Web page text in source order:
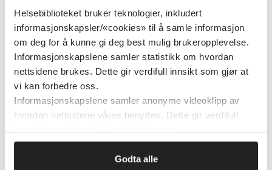
Helsebiblioteket bruker teknologier, inkludert
informasjonskapsler/«cookies» til å samle informasjon
om deg for å kunne gi deg best mulig brukeropplevelse.
Informasjonskapslene samler statistikk om hvordan
nettsidene brukes. Dette gir verdifull innsikt som gjør at
vi kan forbedre oss.
Informasjonskapslene samler anonyme videoklipp av
hvordan nettsidene våres benyttes. Dette gir verdifull
innsikt som gjør at vi kan forbedre oss.
Godta alle
plager. Ved plattfot med smerter kan
myke fotsenger vurderes, men dette
dekkes ikke av NAV (2).
Hvor fant jeg nyheten?
På allmennsiden på Helsebiblioteket
finnes en boks som heterFaglig
. Under overskriften